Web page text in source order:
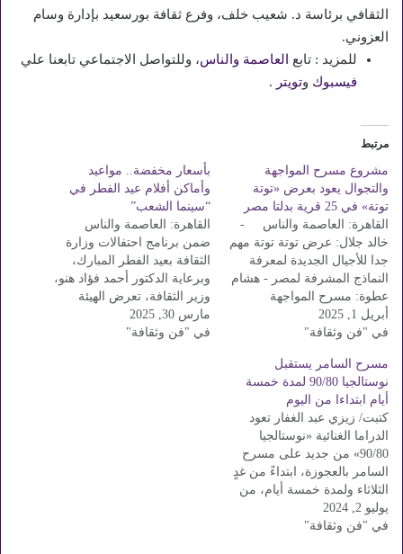
الثقافي برئاسة د. شعيب خلف، وفرع ثقافة بورسعيد بإدارة وسام
العزوني.
للمزيد : تابع
العاصمة والناس، وللتواصل الاجتماعي تابعنا علي
فيسبوك وتويتر .
مرتبط
مشروع مسرح المواجهة
والتجوال يعود بعرض «توتة
توتة» في 25 قرية بدلتا مصر
القاهرة: العاصمة والناس -
خالد جلال: عرض توتة توتة مهم
جدا للأجيال الجديدة لمعرفة
النماذج المشرفة لمصر - هشام
عطوة: مسرح المواجهة
والتجوال ينشر الثقافة
المسرحية في مختلف ربوع
الشابة يعود مشروع "مسرح
المواجهة والتجوال" بقيادة
المخرج محمد الشرقاوي،
بعرض "توتة توتة" للمخرج
السعيد منسي في…
أبريل 1, 2025
في "فن وثقافة"
بأسعار مخفضة.. مواعيد
وأماكن أفلام عيد الفطر في
“سينما الشعب”
القاهرة: العاصمة والناس
ضمن برنامج احتفالات وزارة
الثقافة بعيد الفطر المبارك،
وبرعاية الدكتور أحمد فؤاد هنو،
وزير الثقافة، تعرض الهيئة
العامة لقصور الثقافة، برئاسة
مارس 30, 2025
في "فن وثقافة"
مسرح السامر يستقبل
نوستالجيا 90/80 لمدة خمسة
أيام ابتداءا من اليوم
كتبت/ زيزي عبد الغفار تعود
الدراما الغنائية «نوستالجيا
90/80» من جديد على مسرح
السامر بالعجوزة، ابتداءً من غدٍ
الثلاثاء ولمدة خمسة أيام، من
إخراج تامر عبد المنعم. بدأ
يوليو 2, 2024
في "فن وثقافة"